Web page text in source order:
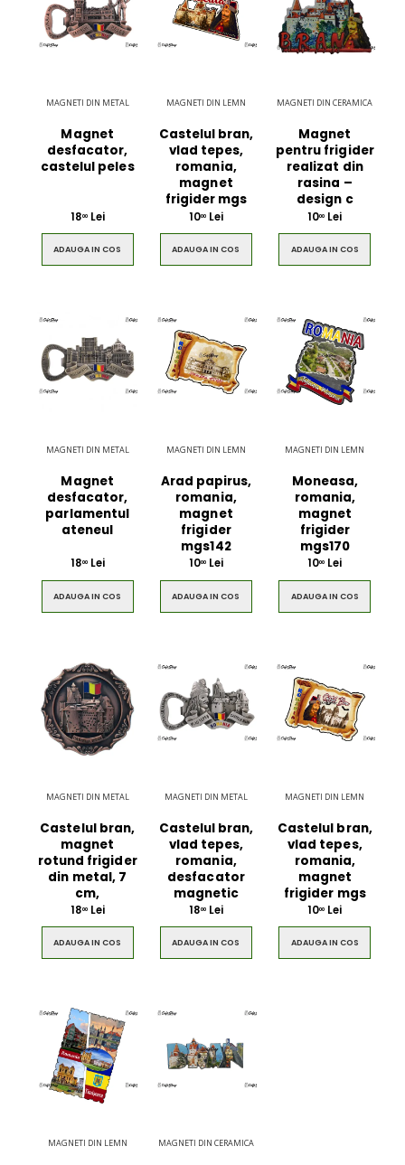
MAGNETI DIN METAL
Magnet
desfacator,
castelul peles
1800Lei
ADAUGA IN COS
MAGNETI DIN LEMN
Castelul bran,
vlad tepes,
romania,
magnet
frigider mgs
1000Lei
ADAUGA IN COS
MAGNETI DIN CERAMICA
Magnet
pentru frigider
realizat din
rasina –
design c
1000 Lei
ADAUGA IN COS
MAGNETI DIN METAL
Magnet
desfacator,
parlamentul
ateneul
1800Lei
ADAUGA IN COS
MAGNETI DIN LEMN
Arad papirus,
romania,
magnet
frigider
mgs142
1000Lei
ADAUGA IN COS
MAGNETI DIN LEMN
Moneasa,
romania,
magnet
frigider
mgs170
1000 Lei
ADAUGA IN COS
MAGNETI DIN METAL
Castelul bran,
magnet
rotund frigider
din metal, 7
cm,
1800Lei
ADAUGA IN COS
MAGNETI DIN METAL
Castelul bran,
vlad tepes,
romania,
desfacator
magnetic
1800Lei
ADAUGA IN COS
MAGNETI DIN LEMN
Castelul bran,
vlad tepes,
romania,
magnet
frigider mgs
1000 Lei
ADAUGA IN COS
MAGNETI DIN LEMN MAGNETI DIN CERAMICA